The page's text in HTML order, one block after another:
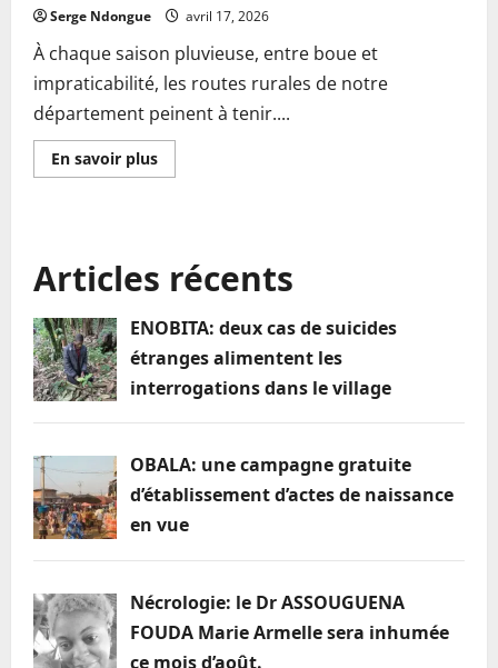
Serge Ndongue avril 17, 2026
À chaque saison pluvieuse, entre boue et
impraticabilité, les routes rurales de notre
département peinent à tenir....
En savoir plusEn
savoir
LÉKIÉ
au
cœur
l’enclavement
Articles récents
ENOBITA: deux cas de suicides
étranges alimentent les
interrogations dans le village
OBALA: une campagne gratuite
d’établissement d’actes de naissance
en vue
Nécrologie: le Dr ASSOUGUENA
FOUDA Marie Armelle sera inhumée
ce mois d’août.